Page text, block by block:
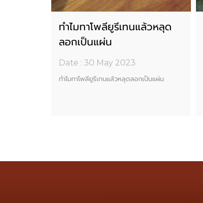
ทำไมทาโพลียูรีเทนแล้วหลุด
ลอกเป็นแผ่น
Date : 30 May 2023
ทำไมทาโพลียูรีเทนแล้วหลุดลอกเป็นแผ่น